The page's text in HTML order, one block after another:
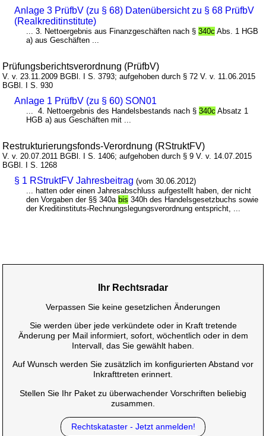
Anlage 3 PrüfbV (zu § 68) Datenübersicht zu § 68 PrüfbV
(Realkreditinstitute)
... 3. Nettoergebnis aus Finanzgeschäften nach §340c Abs. 1 HGB
a) aus Geschäften ...
Prüfungsberichtsverordnung (PrüfbV)
V. v. 23.11.2009 BGBl. I S. 3793; aufgehoben durch § 72 V. v. 11.06.2015
BGBl. I S. 930
Anlage 1 PrüfbV (zu § 60) SON01
... 4. Nettoergebnis des Handelsbestands nach §340c Absatz 1
HGB a) aus Geschäften mit ...
Restrukturierungsfonds-Verordnung (RStruktFV)
V. v. 20.07.2011 BGBl. I S. 1406; aufgehoben durch § 9 V. v. 14.07.2015
BGBl. I S. 1268
§ 1 RStruktFV Jahresbeitrag (vom 30.06.2012)
... hatten oder einen Jahresabschluss aufgestellt haben, der nicht
den Vorgaben der §§ 340abis 340h des Handelsgesetzbuchs sowie
der Kreditinstituts-Rechnungslegungsverordnung entspricht, ...
Ihr Rechtsradar
Verpassen Sie keine gesetzlichen Änderungen
Sie werden über jede verkündete oder in Kraft tretende
Änderung per Mail informiert, sofort, wöchentlich oder in dem
Intervall, das Sie gewählt haben.
Auf Wunsch werden Sie zusätzlich im konfigurierten Abstand vor
Inkrafttreten erinnert.
Stellen Sie Ihr Paket zu überwachender Vorschriften beliebig
zusammen.
Rechtskataster - Jetzt anmelden!